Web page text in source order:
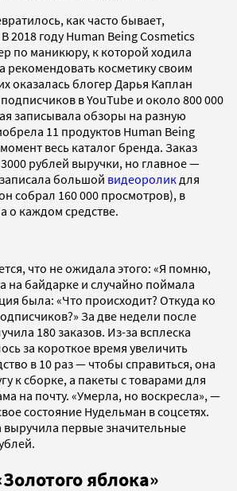
как часто бывает,
2018 году Human Being Cosmetics
по маникюру, к которой ходила
рекомендовать косметику своим
оказалась блогер Дарья Каплан
в YouTube и около 800 000
записывала обзоры на разную
11 продуктов Human Being
весь каталог бренда. Заказ
рублей выручки, но главное —
большой видеоролик для
собрал 160 000 просмотров), в
о каждом средстве.
что не ожидала этого: «Я помню,
на байдарке и случайно поймала
была: «Что происходит? Откуда ко
За две недели после
180 заказов. Из-за всплеска
за короткое время увеличить
в 10 раз — чтобы справиться, она
к сборке, а пакеты с товарами для
на почту. «Умерла, но воскресла», —
состояние Нудельман в соцсетях.
выручила первые значительные
яблока»